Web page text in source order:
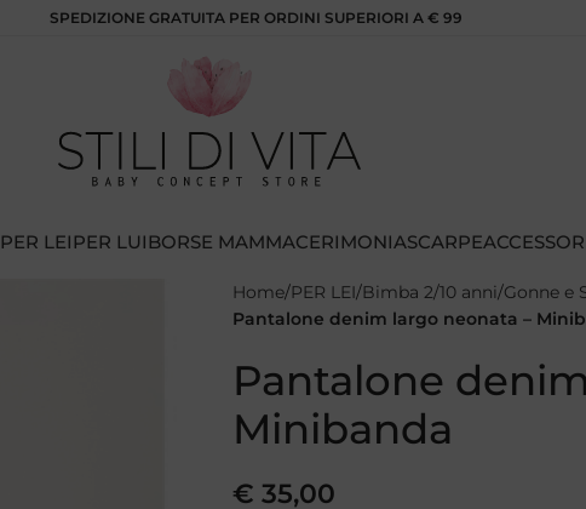
SPEDIZIONE GRATUITA PER ORDINI SUPERIORI A € 99
PER LEIPER LUIBORSE MAMMACERIMONIASCARPE
Home PER LEI Bimba 2/10 anni Gonne e
Pantalone denim largo neonata –
Pantalone
Minibanda
€ 35,00